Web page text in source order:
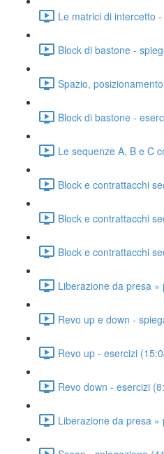
Le matrici di intercetto
Block di bastone -
Spazio,
Block di bastone -
Le sequenze A, B e C
Block e contrattacchi
Block e contrattacchi
Block e contrattacchi
Liberazione da presa
Revo up e down -
Revo up - esercizi
Revo down - esercizi
Liberazione da presa